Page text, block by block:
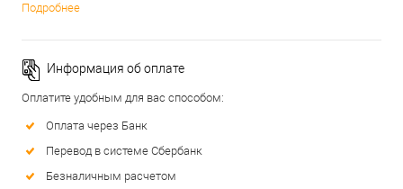
Подробнее
Информация об оплате
Оплатите удобным для вас способом:
Оплата через Банк
Перевод в системе Сбербанк
Безналичным расчетом